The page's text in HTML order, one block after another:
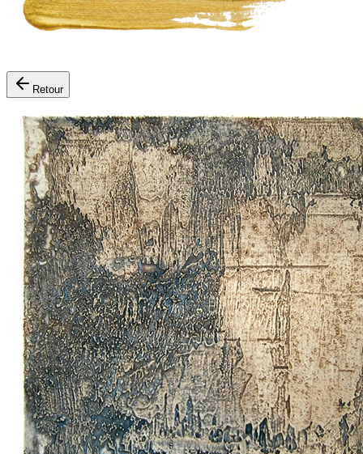
Expositions
Les Artistes
Événements
Ateliers
Œuvres à la vente
Panier
Retour